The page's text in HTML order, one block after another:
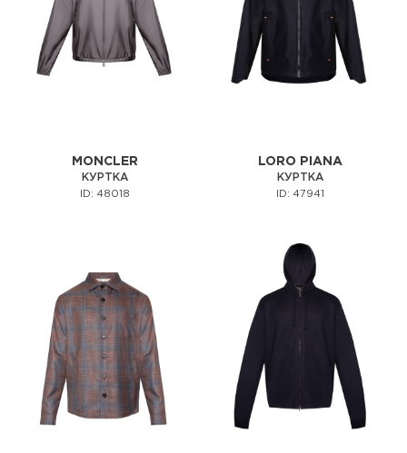
MONCLER
КУРТКА
ID: 48018
LORO PIANA
КУРТКА
ID: 47941